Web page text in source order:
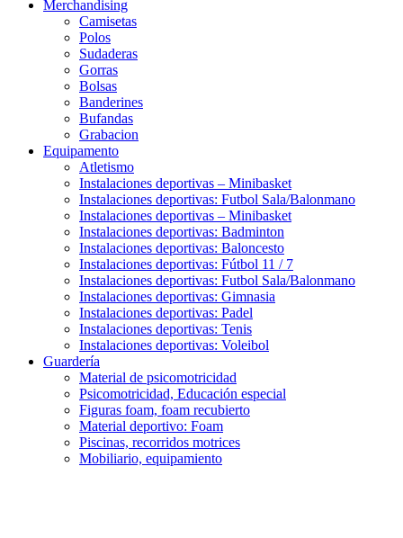
Merchandising
Camisetas
Polos
Sudaderas
Gorras
Bolsas
Banderines
Bufandas
Grabacion
Equipamento
Atletismo
Instalaciones deportivas – Minibasket
Instalaciones deportivas: Futbol Sala/Balonmano
Instalaciones deportivas – Minibasket
Instalaciones deportivas: Badminton
Instalaciones deportivas: Baloncesto
Instalaciones deportivas: Fútbol 11 / 7
Instalaciones deportivas: Futbol Sala/Balonmano
Instalaciones deportivas: Gimnasia
Instalaciones deportivas: Padel
Instalaciones deportivas: Tenis
Instalaciones deportivas: Voleibol
Guardería
Material de psicomotricidad
Psicomotricidad, Educación especial
Figuras foam, foam recubierto
Material deportivo: Foam
Piscinas, recorridos motrices
Mobiliario, equipamiento